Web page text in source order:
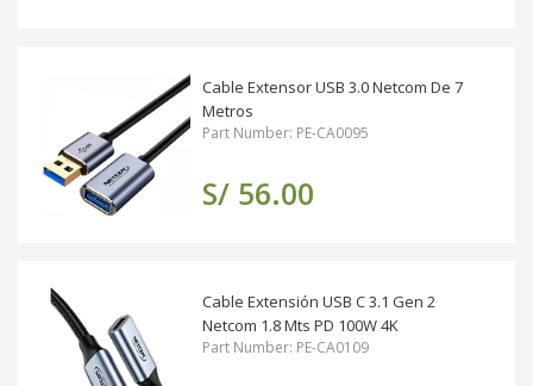
Cable Extensor USB 3.0 Netcom De 7
Metros
Part Number: PE-CA0095
S/ 56.00
Cable Extensión USB C 3.1 Gen 2
Netcom 1.8 Mts PD 100W 4K
Part Number: PE-CA0109